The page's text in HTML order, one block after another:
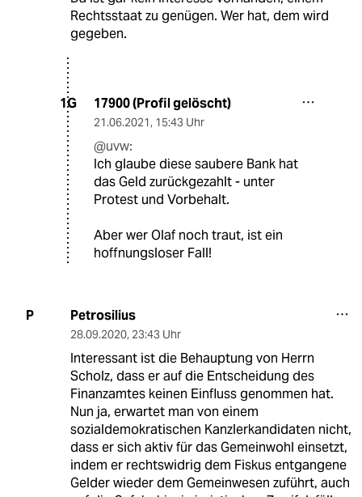
Rechtsstaat zu genügen. Wer hat, dem wird
gegeben.
1G 17900 (Profil gelöscht)
21.06.2021, 15:43 Uhr
@uvw:
Ich glaube diese saubere Bank hat
das Geld zurückgezahlt - unter
Protest und Vorbehalt.
Aber wer Olaf noch traut, ist ein
hoffnungsloser Fall!
P Petrosilius
28.09.2020, 23:43 Uhr
Interessant ist die Behauptung von Herrn
Scholz, dass er auf die Entscheidung des
Finanzamtes keinen Einfluss genommen hat.
Nun ja, erwartet man von einem
sozialdemokratischen Kanzlerkandidaten nicht,
dass er sich aktiv für das Gemeinwohl einsetzt,
indem er rechtswidrig dem Fiskus entgangene
Gelder wieder dem Gemeinwesen zuführt, auch